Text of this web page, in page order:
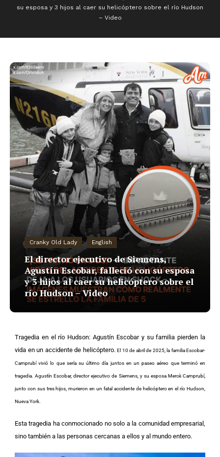
su esposa y 3 hijos al caer su helicóptero sobre el río Hudson
– Video
Cranky Old Lady English
El director ejecutivo de Siemens,
Agustín Escobar, falleció con su esposa
y 3 hijos al caer su helicóptero sobre el
río Hudson – Video
Tragedia en el río Hudson: Agustín Escobar y su familia pierden la
vida en un accidente de helicóptero. El 10 de abril de 2025, la familia Escobar-
Camprubí vivió lo que sería su último día juntos en un paseo aéreo que terminó en
tragedia. Agustín Escobar, director ejecutivo de Siemens, y su esposa Mercè Camprubí,
junto con sus tres hijos, murieron en un fatal accidente de helicóptero en el río Hudson,
Nueva York.
Esta tragedia ha conmocionado no solo a la comunidad empresarial,
sino también a las personas cercanas a ellos y al mundo entero.